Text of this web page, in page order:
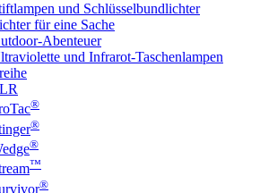
und Schlüsselbundlichter
für eine Sache
Abenteuer
und Infrarot-Taschenlampen
®
®
®
™
®